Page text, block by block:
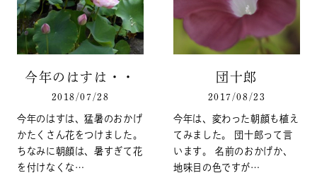
今年のはすは・・
2018/07/28
今年のはすは、猛暑のおかげ
かたくさん花をつけました。
ちなみに朝顔は、暑すぎて花
を付けなくな…
団十郎
2017/08/23
今年は、変わった朝顔も植え
てみました。 団十郎って言
います。 名前のおかげか、
地味目の色ですが…